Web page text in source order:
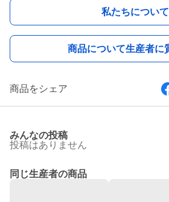
私たちについて
商品について生産者に
商品をシェア
みんなの投稿
投稿はありません
同じ生産者の商品